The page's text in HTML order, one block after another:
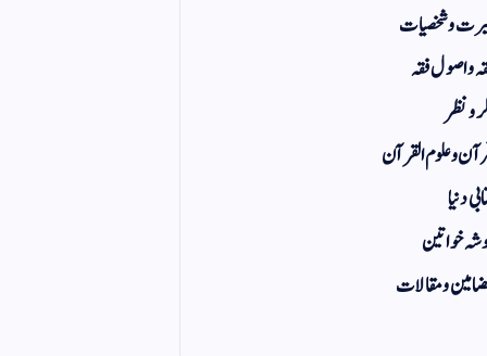
و شخصیات
و اصول فقہ
و نظر
و علوم القرآن
دنیا
خواتین
و مقالات